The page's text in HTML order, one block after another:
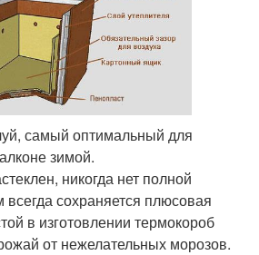
самый оптимальный для
зимой.
никогда нет полной
всегда сохраняется плюсовая
в изготовлении термокороб
от нежелательных морозов.